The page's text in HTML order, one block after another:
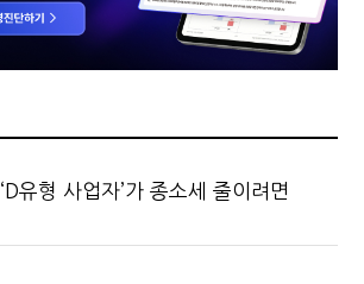
‘D유형 사업자’가 종소세 줄이려면